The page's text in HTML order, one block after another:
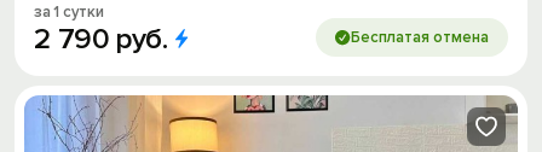
за 1 сутки
2 790 руб. Бесплатая отмена